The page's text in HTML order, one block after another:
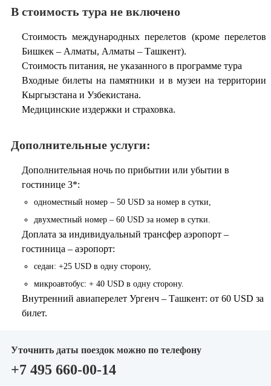
В стоимость тура не включено
Стоимость международных перелетов (кроме перелетов
Бишкек – Алматы, Алматы – Ташкент).
Стоимость питания, не указанного в программе тура
Входные билеты на памятники и в музеи на территории
Кыргызстана и Узбекистана.
Медицинские издержки и страховка.
Дополнительные услуги:
Дополнительная ночь по прибытии или убытии в
гостинице 3*:
одноместный номер – 50 USD за номер в сутки,
двухместный номер – 60 USD за номер в сутки.
Доплата за индивидуальный трансфер аэропорт –
гостиница – аэропорт:
седан: +25 USD в одну сторону,
микроавтобус: + 40 USD в одну сторону.
Внутренний авиаперелет Ургенч – Ташкент: от 60 USD за
билет.
Уточнить даты поездок можно по телефону
+7 495 660-00-14